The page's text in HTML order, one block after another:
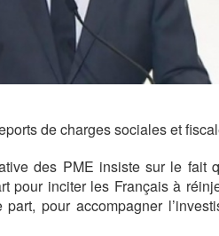
de charges sociales et
des PME insiste sur le
pour inciter les Français à
pour accompagner